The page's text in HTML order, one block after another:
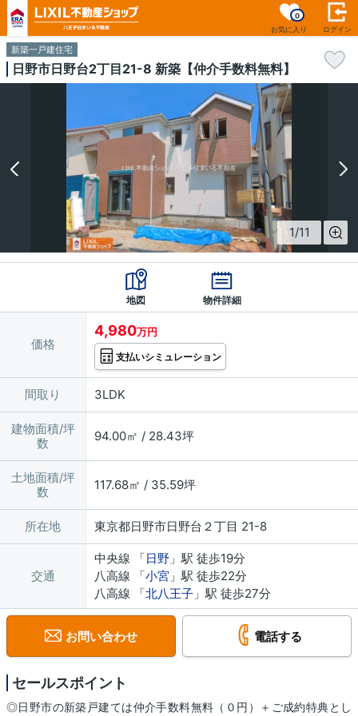
お気に入り
0
ログイン
新築一戸建住宅
日野市日野台2丁目21-8 新築【仲介手数料無料】
1/11
地図 物件詳細
価格
4,980万円
支払いシミュレーション
間取り 3LDK
建物面積/坪
数
94.00㎡ / 28.43坪
土地面積/坪
数
117.68㎡ / 35.59坪
所在地 東京都日野市日野台２丁目 21-8
交通
中央線 「日野 」駅 徒歩19分
八高線 「小宮 」駅 徒歩22分
八高線 「北八王子 」駅 徒歩27分
お問い合わせ 電話する
セールスポイント
◎日野市の新築戸建ては仲介手数料無料（０円）＋ご成約特典とし